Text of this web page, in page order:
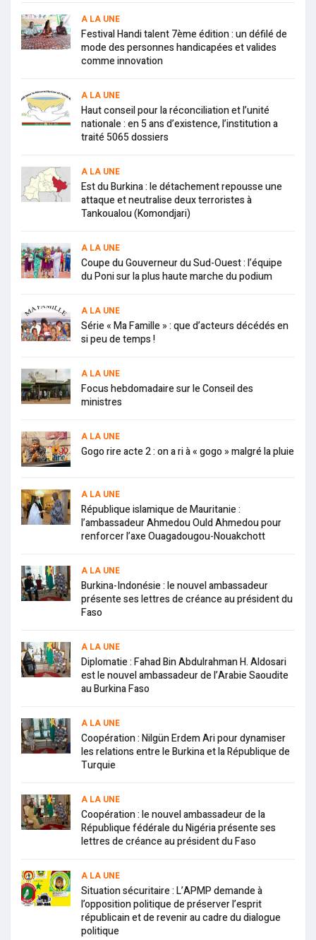
A LA UNE
Festival Handi talent 7ème édition : un défilé de
mode des personnes handicapées et valides
comme innovation
A LA UNE
Haut conseil pour la réconciliation et l’unité
nationale : en 5 ans d’existence, l’institution a
traité 5065 dossiers
A LA UNE
Est du Burkina : le détachement repousse une
attaque et neutralise deux terroristes à
Tankoualou (Komondjari)
A LA UNE
Coupe du Gouverneur du Sud-Ouest : l’équipe
du Poni sur la plus haute marche du podium
A LA UNE
Série « Ma Famille » : que d’acteurs décédés en
si peu de temps !
A LA UNE
Focus hebdomadaire sur le Conseil des
ministres
A LA UNE
Gogo rire acte 2 : on a ri à « gogo » malgré la pluie
A LA UNE
République islamique de Mauritanie :
l’ambassadeur Ahmedou Ould Ahmedou pour
renforcer l’axe Ouagadougou-Nouakchott
A LA UNE
Burkina-Indonésie : le nouvel ambassadeur
présente ses lettres de créance au président du
Faso
A LA UNE
Diplomatie : Fahad Bin Abdulrahman H. Aldosari
est le nouvel ambassadeur de l’Arabie Saoudite
au Burkina Faso
A LA UNE
Coopération : Nilgün Erdem Ari pour dynamiser
les relations entre le Burkina et la République de
Turquie
A LA UNE
Coopération : le nouvel ambassadeur de la
République fédérale du Nigéria présente ses
lettres de créance au président du Faso
A LA UNE
Situation sécuritaire : L’APMP demande à
l’opposition politique de préserver l’esprit
républicain et de revenir au cadre du dialogue
politique